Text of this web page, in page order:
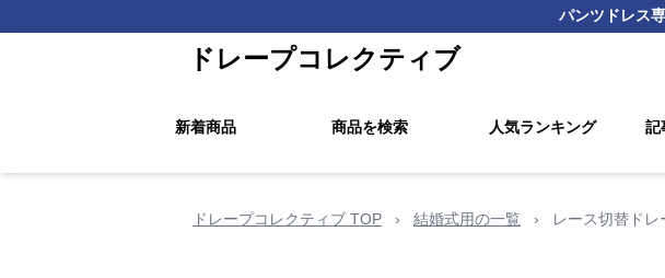
パンツドレス
ドレープコレクティブ
新着商品 商品を検索 人気ランキング 記
ドレープコレクティブ TOP › 結婚式用の一覧 › レース切替ドレ